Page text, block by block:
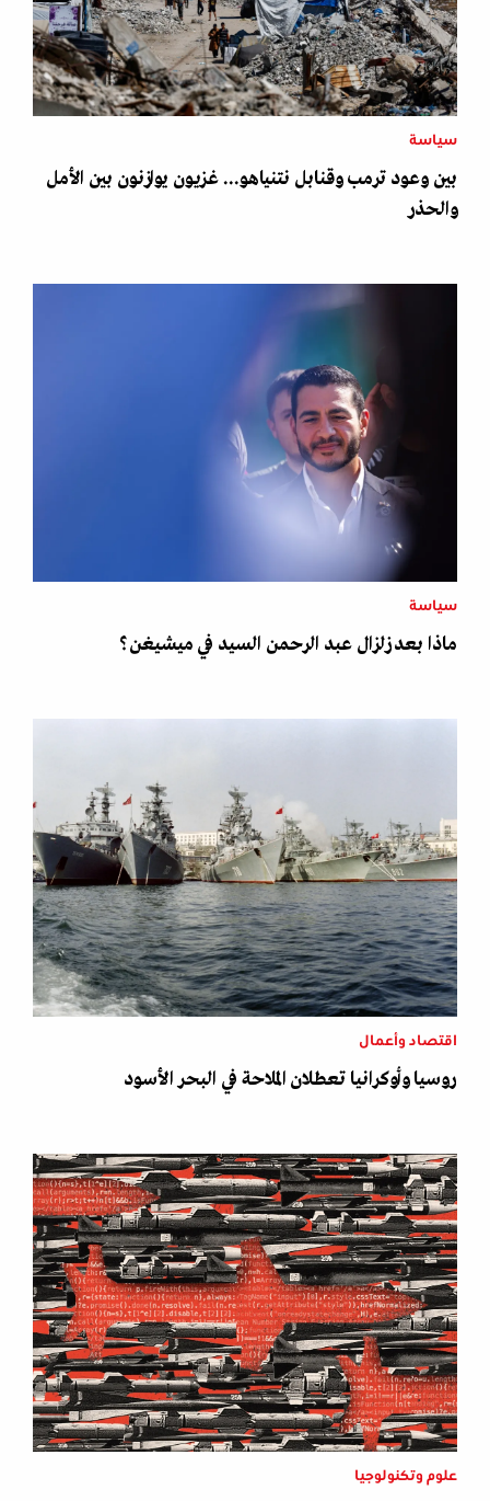
سياسة
بين وعود ترمب وقنابل نتنياهو... غزيون يوازنون بين الأمل
والحذر
سياسة
ماذا بعد زلزال عبد الرحمن السيد في ميشيغن؟
اقتصاد وأعمال
روسيا وأوكرانيا تعطلان الملاحة في البحر الأسود
علوم وتكنولوجيا